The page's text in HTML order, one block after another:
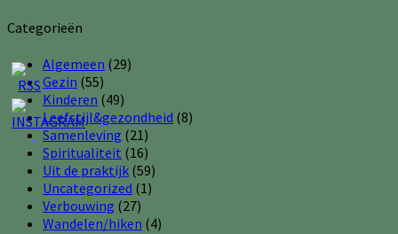
Categorieën
Algemeen (29)
Gezin (55)
Kinderen (49)
Leefstijl&gezondheid (8)
Samenleving (21)
Spiritualiteit (16)
Uit de praktijk (59)
Uncategorized (1)
Verbouwing (27)
Wandelen/hiken (4)